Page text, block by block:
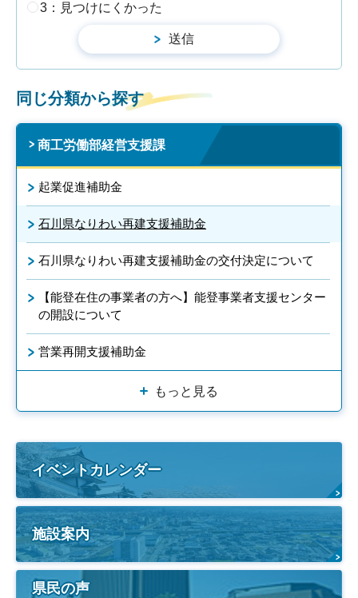
3：見つけにくかった
同じ分類から探す
商工労働部経営支援課
起業促進補助金
石川県なりわい再建支援補助金
石川県なりわい再建支援補助金の交付決定について
【能登在住の事業者の方へ】能登事業者支援センター
の開設について
営業再開支援補助金
もっと見る
イベントカレンダー
施設案内
県民の声